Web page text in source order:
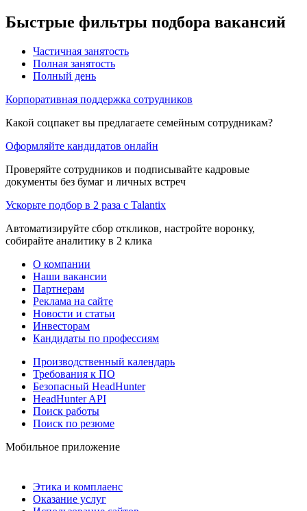
Быстрые фильтры подбора вакансий
Частичная занятость
Полная занятость
Полный день
Корпоративная поддержка сотрудников
Какой соцпакет вы предлагаете семейным сотрудникам?
Оформляйте кандидатов онлайн
Проверяйте сотрудников и подписывайте кадровые
документы без бумаг и личных встреч
Ускорьте подбор в 2 раза с Talantix
Автоматизируйте сбор откликов, настройте воронку,
собирайте аналитику в 2 клика
О компании
Наши вакансии
Партнерам
Реклама на сайте
Новости и статьи
Инвесторам
Кандидаты по профессиям
Производственный календарь
Требования к ПО
Безопасный HeadHunter
HeadHunter API
Поиск работы
Поиск по резюме
Мобильное приложение
Этика и комплаенс
Оказание услуг